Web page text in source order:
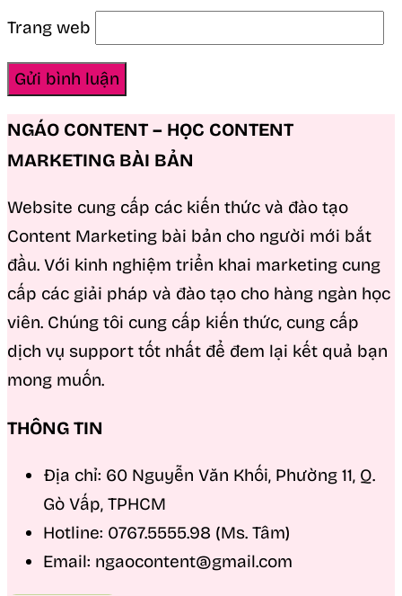
Trang web
NGÁO CONTENT – HỌC CONTENT
MARKETING BÀI BẢN
Website cung cấp các kiến thức và đào tạo
Content Marketing bài bản cho người mới bắt
đầu. Với kinh nghiệm triển khai marketing cung
cấp các giải pháp và đào tạo cho hàng ngàn học
viên. Chúng tôi cung cấp kiến thức, cung cấp
dịch vụ support tốt nhất để đem lại kết quả bạn
mong muốn.
THÔNG TIN
Địa chỉ: 60 Nguyễn Văn Khối, Phường 11, Q.
Gò Vấp, TPHCM
Hotline: 0767.5555.98 (Ms. Tâm)
Email: ngaocontent@gmail.com